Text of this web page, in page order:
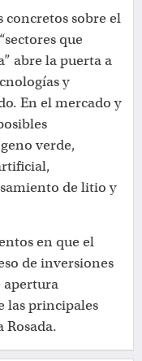
sobre el
que
abre la puerta a
y
En el mercado y
verde,
de litio y
en que el
de inversiones
apertura
las principales
Rosada.